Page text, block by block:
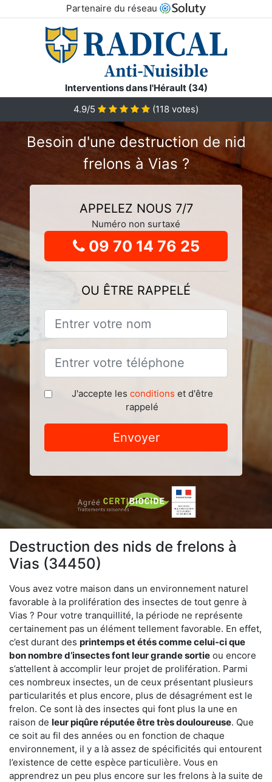
Partenaire du réseau
Interventions dans l'Hérault (34)
4.9/5 (118 votes)
Besoin d'une destruction de nid
frelons à Vias ?
APPELEZ NOUS 7/7
Numéro non surtaxé
09 70 14 76 25
OU ÊTRE RAPPELÉ
J'accepte les conditions et d'être
rappelé
Envoyer
Destruction des nids de frelons à
Vias (34450)
Vous avez votre maison dans un environnement naturel
favorable à la prolifération des insectes de tout genre à
Vias ? Pour votre tranquillité, la période ne représente
certainement pas un élément tellement favorable. En effet,
c’est durant des printemps et étés comme celui-ci que
bon nombre d’insectes font leur grande sortie ou encore
s’attellent à accomplir leur projet de prolifération. Parmi
ces nombreux insectes, un de ceux présentant plusieurs
particularités et plus encore, plus de désagrément est le
frelon. Ce sont là des insectes qui font plus la une en
raison de leur piqûre réputée être très douloureuse. Que
ce soit au fil des années ou en fonction de chaque
environnement, il y a là assez de spécificités qui entourent
l’existence de cette espèce particulière. Vous en
apprendrez un peu plus encore sur les frelons à la suite de